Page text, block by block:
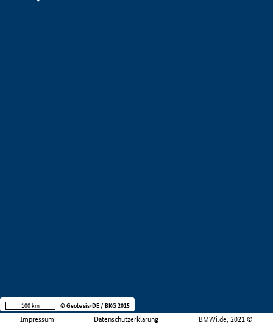
Impressum Datenschutzerklärung BMWi.de, 2021 ©
100 km © Geobasis-DE / BKG 2015